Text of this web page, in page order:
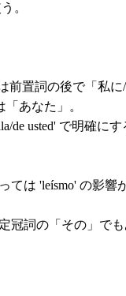
。
前置詞の後で「私に/
あなた」。
de usted' で明確にす
は 'leísmo' の影響
冠詞の「その」でも